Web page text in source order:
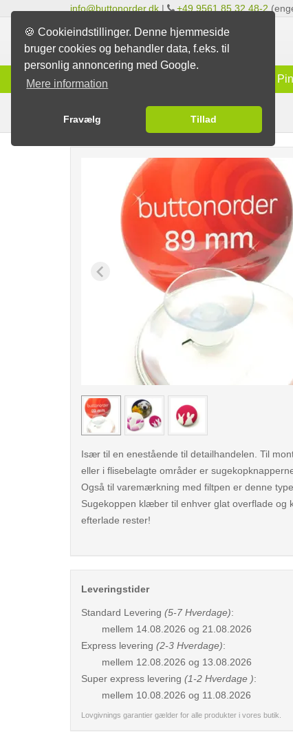
🍪 Cookieindstillinger. Denne hjemmeside
bruger cookies og behandler data, f.eks. til
personlig annoncering med Google.
Mere information
Fravælg Tillad
info@buttonorder.dk | +49 9561 85 32 48-2
Badges Badges med sugekop
< /picture>
Især til en enestående til detailhandelen. Til
eller i flisebelagte områder er
Også til varemærkning med filtpen er denne
Sugekoppen klæber til enhver glat overflade og
efterlade rester!
Leveringstider
Standard Levering (5-7 Hverdage):
mellem 14.08.2026 og 21.08.2026
Express levering (2-3 Hverdage):
mellem 12.08.2026 og 13.08.2026
Super express levering (1-2 Hverdage ):
mellem 10.08.2026 og 11.08.2026
Lovgivnings garantier gælder for alle produkter i vores butik.